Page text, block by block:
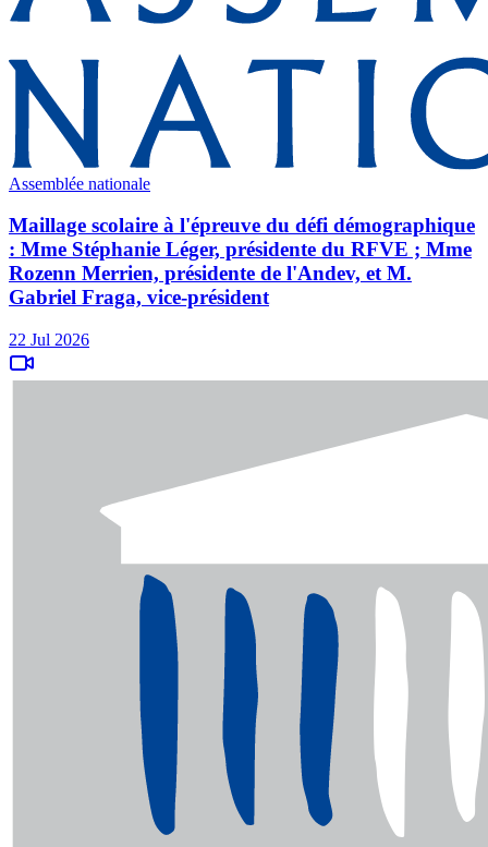
Assemblée nationale
Maillage scolaire à l'épreuve du défi démographique
: Mme Stéphanie Léger, présidente du RFVE ; Mme
Rozenn Merrien, présidente de l'Andev, et M.
Gabriel Fraga, vice-président
22 Jul 2026